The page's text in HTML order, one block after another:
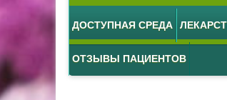
ДОСТУПНАЯ СРЕДА
ОТЗЫВЫ ПАЦИЕНТОВ